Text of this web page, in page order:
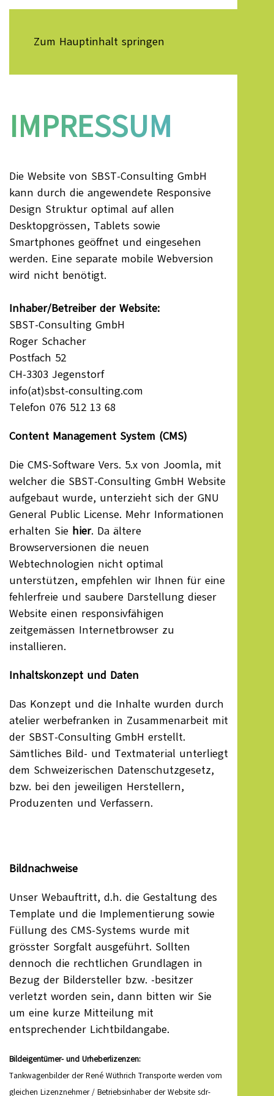
Zum Hauptinhalt springen
IMPRESSUM
Die Website von SBST-Consulting GmbH
kann durch die angewendete Responsive
Design Struktur optimal auf allen
Desktopgrössen, Tablets sowie
Smartphones geöffnet und eingesehen
werden. Eine separate mobile Webversion
wird nicht benötigt.
Inhaber/Betreiber der Website:
SBST-Consulting GmbH
Roger Schacher
Postfach 52
CH-3303 Jegenstorf
info(at)sbst-consulting.com
Telefon 076 512 13 68
Content Management System (CMS)
Die CMS-Software Vers. 5.x von Joomla, mit
welcher die SBST-Consulting GmbH Website
aufgebaut wurde, unterzieht sich der GNU
General Public License. Mehr Informationen
erhalten Sie hier. Da ältere
Browserversionen die neuen
Webtechnologien nicht optimal
unterstützen, empfehlen wir Ihnen für eine
fehlerfreie und saubere Darstellung dieser
Website einen responsivfähigen
zeitgemässen Internetbrowser zu
installieren.
Inhaltskonzept und Daten
Das Konzept und die Inhalte wurden durch
atelier werbefranken in Zusammenarbeit mit
der SBST-Consulting GmbH erstellt.
Sämtliches Bild- und Textmaterial unterliegt
dem Schweizerischen Datenschutzgesetz,
bzw. bei den jeweiligen Herstellern,
Produzenten und Verfassern.
Bildnachweise
Unser Webauftritt, d.h. die Gestaltung des
Template und die Implementierung sowie
Füllung des CMS-Systems wurde mit
grösster Sorgfalt ausgeführt. Sollten
dennoch die rechtlichen Grundlagen in
Bezug der Bildersteller bzw. -besitzer
verletzt worden sein, dann bitten wir Sie
um eine kurze Mitteilung mit
entsprechender Lichtbildangabe.
Bildeigentümer- und Urheberlizenzen:
Tankwagenbilder der René Wüthrich Transporte werden vom
gleichen Lizenznehmer / Betriebsinhaber der Website sdr-